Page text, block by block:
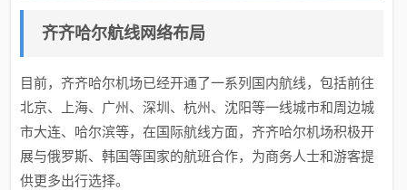
齐齐哈尔航线网络布局
目前，齐齐哈尔机场已经开通了一系列国内航线，包括前往
北京、上海、广州、深圳、杭州、沈阳等一线城市和周边城
市大连、哈尔滨等，在国际航线方面，齐齐哈尔机场积极开
展与俄罗斯、韩国等国家的航班合作，为商务人士和游客提
供更多出行选择。